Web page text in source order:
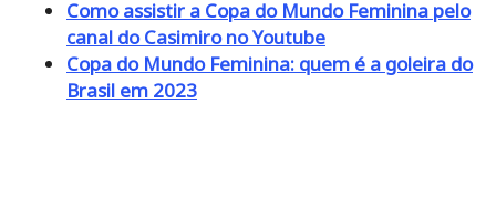
Como assistir a Copa do Mundo Feminina pelo
canal do Casimiro no Youtube
Copa do Mundo Feminina: quem é a goleira do
Brasil em 2023